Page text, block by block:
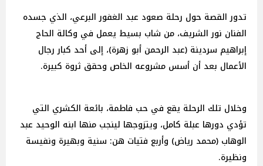
تدور القصة حول رحلة صعود عبد الغفور البرعي، الذي جسده
الفنان نور الشريف، من شاب بسيط يعمل في وكالة الحاج
إبراهيم سردينة (عبد الرحمن أبو زهرة)، إلى أحد كبار رجال
الأعمال بعد أن أسس مشروعه الخاص وحقق ثروة كبيرة.
وخلال تلك الرحلة يقع في حب فاطمة، بائعة الكشري التي
تؤدي دورها عبلة كامل، ويتزوجها لينجب منها ابنه الوحيد عبد
الوهاب (محمد رياض) وأربع فتيات هن: سنية وبهيرة ونفيسة
ونظيرة.